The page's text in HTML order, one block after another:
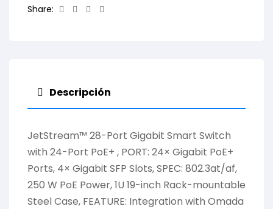
Share: Facebook
TwitterLinkedin
Descripción
JetStream™ 28-Port Gigabit Smart Switch
with 24-Port PoE+ , PORT: 24× Gigabit PoE+
Ports, 4× Gigabit SFP Slots, SPEC: 802.3at/af,
250 W PoE Power, 1U 19-inch Rack-mountable
Steel Case, FEATURE: Integration with Omada